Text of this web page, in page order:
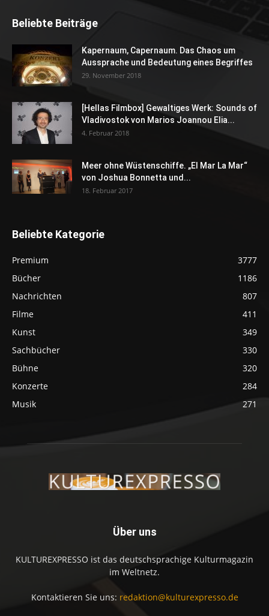
Beliebte Beiträge
Kapernaum, Capernaum. Das Chaos um
Aussprache und Bedeutung eines Begriffes
29. November 2018
[Hellas Filmbox] Gewaltiges Werk: Sounds of
Vladivostok von Marios Joannou Elia...
4. Februar 2018
Meer ohne Wüstenschiffe. „El Mar La Mar“
von Joshua Bonnetta und...
18. Februar 2017
Beliebte Kategorie
Premium
3777
Bücher
1186
Nachrichten
807
Filme
411
Kunst
349
Sachbücher
330
Bühne
320
Konzerte
284
Musik
271
Über uns
KULTUREXPRESSO ist das deutschsprachige Kulturmagazin
im Weltnetz.
Kontaktieren Sie uns: redaktion@kulturexpresso.de